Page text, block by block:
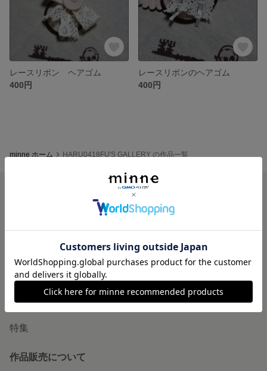
レースリボン ヘアゴム
400円
レースリボンのヘアゴム
400円
minne ホーム HARU0418FU'S GALLERY の作品一覧
minneで買いたい
作品をさがす
ショップをさがす
特集
作品販売について